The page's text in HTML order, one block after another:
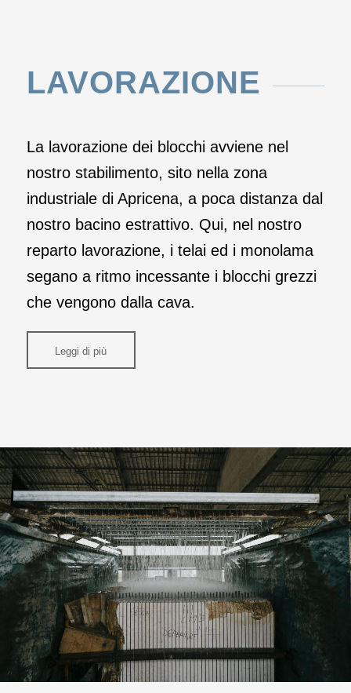
LAVORAZIONE
La lavorazione dei blocchi avviene nel
nostro stabilimento, sito nella zona
industriale di Apricena, a poca distanza dal
nostro bacino estrattivo. Qui, nel nostro
reparto lavorazione, i telai ed i monolama
segano a ritmo incessante i blocchi grezzi
che vengono dalla cava.
Leggi di più